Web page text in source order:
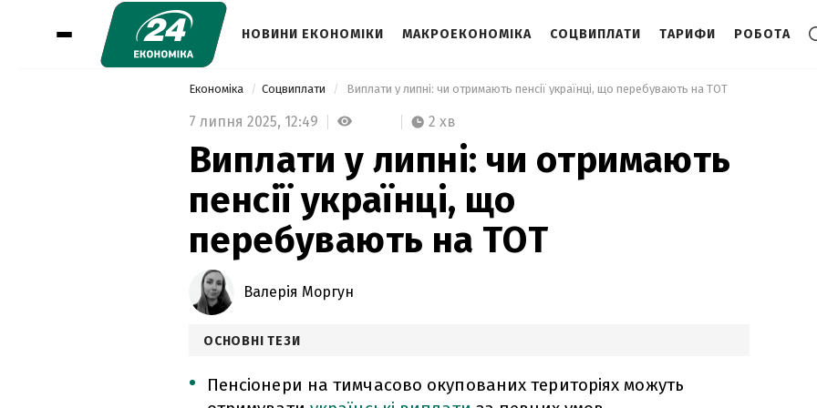
НОВИНИ ЕКОНОМІКИ МАКРОЕКОНОМІКА СОЦВИПЛАТИ ТАРИФИ РОБОТА
Економіка Соцвиплати Виплати у липні: чи отримають пенсії українці, що перебувають на ТОТ
7 липня 2025, 12:49 2 хв
Виплати у липні: чи отримають
пенсії українці, що
перебувають на ТОТ
Валерія Моргун
ОСНОВНІ ТЕЗИ
Пенсіонери на тимчасово окупованих територіях можуть